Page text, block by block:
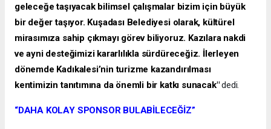
geleceğe taşıyacak bilimsel çalışmalar bizim için büyük
bir değer taşıyor. Kuşadası Belediyesi olarak, kültürel
mirasımıza sahip çıkmayı görev biliyoruz. Kazılara nakdi
ve ayni desteğimizi kararlılıkla sürdüreceğiz. İlerleyen
dönemde Kadıkalesi’nin turizme kazandırılması
kentimizin tanıtımına da önemli bir katkı sunacak"dedi.
“DAHA KOLAY SPONSOR BULABİLECEĞİZ”